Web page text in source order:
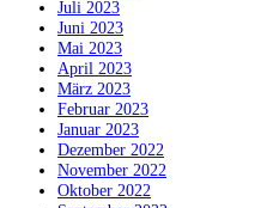
Juli 2023
Juni 2023
Mai 2023
April 2023
März 2023
Februar 2023
Januar 2023
Dezember 2022
November 2022
Oktober 2022